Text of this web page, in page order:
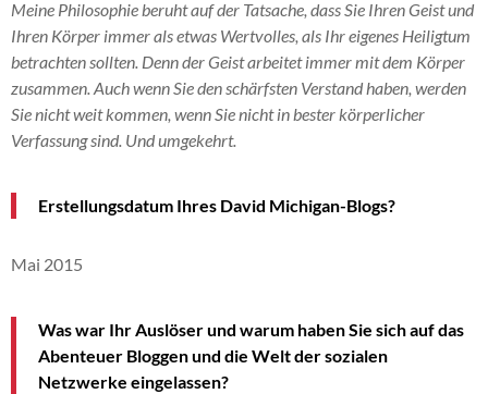
Meine Philosophie beruht auf der Tatsache, dass Sie Ihren Geist und
Ihren Körper immer als etwas Wertvolles, als Ihr eigenes Heiligtum
betrachten sollten. Denn der Geist arbeitet immer mit dem Körper
zusammen. Auch wenn Sie den schärfsten Verstand haben, werden
Sie nicht weit kommen, wenn Sie nicht in bester körperlicher
Verfassung sind. Und umgekehrt.
Erstellungsdatum Ihres David Michigan-Blogs?
Mai 2015
Was war Ihr Auslöser und warum haben Sie sich auf das
Abenteuer Bloggen und die Welt der sozialen
Netzwerke eingelassen?